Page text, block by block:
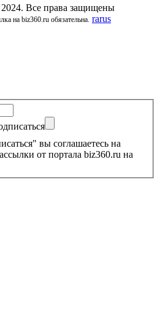
Все права защищены
на biz360.ru обязательна. rarus
вы соглашаетесь на
от портала biz360.ru на